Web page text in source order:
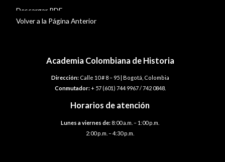
Descargar PDF
Volver a la Página Anterior
Academia Colombiana de Historia
Dirección:Calle 10 # 8 – 95 | Bogotá, Colombia
Conmutador:+ 57 (601) 744 9967 / 742 0848.
Horarios de atención
Lunes a viernes de: 8:00 a.m. – 1:00 p.m.
2:00 p.m. – 4:30 p.m.